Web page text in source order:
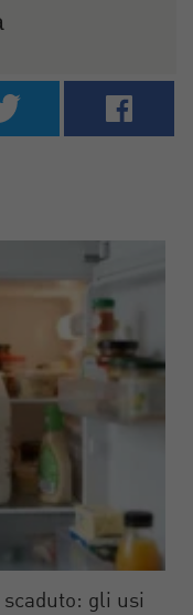
gli usi